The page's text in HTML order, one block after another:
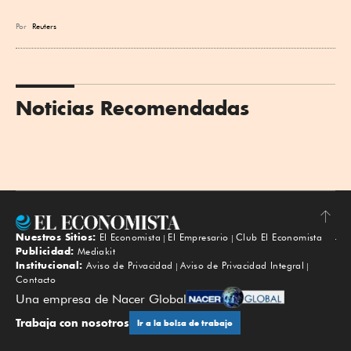
Por Reuters
Noticias Recomendadas
Subir
Nuestros Sitios: El Economista El Empresario
Club El Economista
Publicidad: Mediakit
Institucional: Aviso de Privacidad
Aviso de Privacidad Integral
Contacto
Una empresa de Nacer Global
Trabaja con nosotros Ir a la bolsa de trabajo